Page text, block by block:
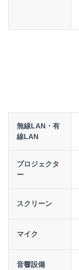
無線LAN・有
線LAN
プロジェクタ
ー
スクリーン
マイク
音響設備